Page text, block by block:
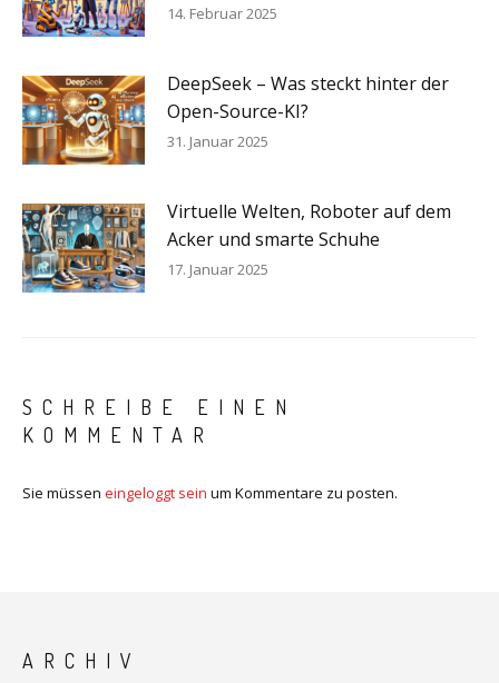
14. Februar 2025
DeepSeek – Was steckt hinter der
Open-Source-KI?
31. Januar 2025
Virtuelle Welten, Roboter auf dem
Acker und smarte Schuhe
17. Januar 2025
SCHREIBE EINEN
KOMMENTAR
Sie müssen eingeloggt sein um Kommentare zu posten.
ARCHIV